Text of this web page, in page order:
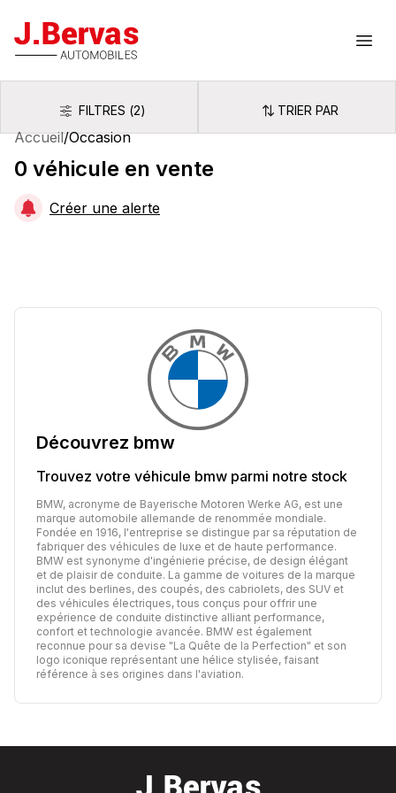
J.Bervas
FiltresFILTRES (2) Trier par
TRIER PAR
Accueil/Occasion
0 véhicule en vente
Créer une alerte
Découvrez bmw
Trouvez votre véhicule bmw parmi notre stock
BMW, acronyme de Bayerische Motoren Werke AG, est une
marque automobile allemande de renommée mondiale.
Fondée en 1916, l'entreprise se distingue par sa réputation de
fabriquer des véhicules de luxe et de haute performance.
BMW est synonyme d'ingénierie précise, de design élégant
et de plaisir de conduite. La gamme de voitures de la marque
inclut des berlines, des coupés, des cabriolets, des SUV et
des véhicules électriques, tous conçus pour offrir une
expérience de conduite distinctive alliant performance,
confort et technologie avancée. BMW est également
reconnue pour sa devise "La Quête de la Perfection" et son
logo iconique représentant une hélice stylisée, faisant
référence à ses origines dans l'aviation.